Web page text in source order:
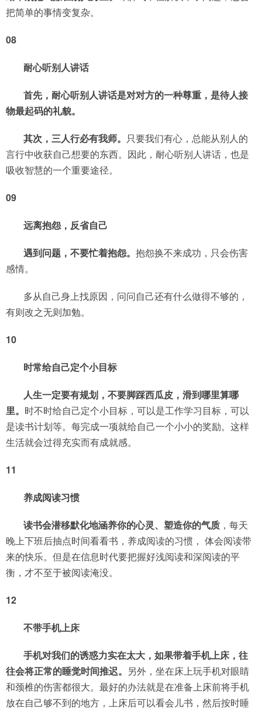
把简单的事情变复杂。
08
耐心听别人讲话
首先，耐心听别人讲话是对对方的一种尊重，是待人接
物最起码的礼貌。
其次，三人行必有我师。 只要我们有心，总能从别人的
言行中收获自己想要的东西。因此，耐心听别人讲话，也是
吸收智慧的一个重要途径。
09
远离抱怨，反省自己
遇到问题，不要忙着抱怨。 抱怨换不来成功，只会伤害
感情。
多从自己身上找原因，问问自己还有什么做得不够的，
有则改之无则加勉。
10
时常给自己定个小目标
人生一定要有规划，不要脚踩西瓜皮，滑到哪里算哪
里。 时不时给自己定个小目标，可以是工作学习目标，可以
是读书计划等。每完成一项就给自己一个小小的奖励。这样
生活就会过得充实而有成就感。
11
养成阅读习惯
读书会潜移默化地涵养你的心灵、塑造你的气质 ，每天
晚上下班后抽点时间看看书，养成阅读的习惯， 体会阅读带
来的快乐。但是在信息时代要把握好浅阅读和深阅读的平
衡，才不至于被阅读淹没。
12
不带手机上床
手机对我们的诱惑力实在太大，如果带着手机上床，往
往会将正常的睡觉时间推迟。 另外，坐在床上玩手机对眼睛
和颈椎的伤害都很大。最好的办法就是在准备上床前将手机
放在自己够不到的地方，上床后可以看会儿书，然后按时睡